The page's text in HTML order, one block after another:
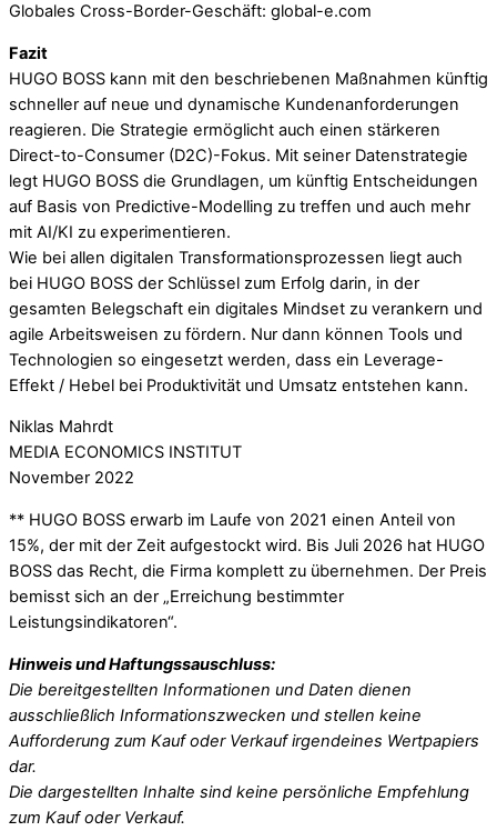
Globales Cross-Border-Geschäft: global-e.com
Fazit
HUGO BOSS kann mit den beschriebenen Maßnahmen künftig
schneller auf neue und dynamische Kundenanforderungen
reagieren. Die Strategie ermöglicht auch einen stärkeren
Direct-to-Consumer (D2C)-Fokus. Mit seiner Datenstrategie
legt HUGO BOSS die Grundlagen, um künftig Entscheidungen
auf Basis von Predictive-Modelling zu treffen und auch mehr
mit AI/KI zu experimentieren.
Wie bei allen digitalen Transformationsprozessen liegt auch
bei HUGO BOSS der Schlüssel zum Erfolg darin, in der
gesamten Belegschaft ein digitales Mindset zu verankern und
agile Arbeitsweisen zu fördern. Nur dann können Tools und
Technologien so eingesetzt werden, dass ein Leverage-
Effekt / Hebel bei Produktivität und Umsatz entstehen kann.
Niklas Mahrdt
MEDIA ECONOMICS INSTITUT
November 2022
** HUGO BOSS erwarb im Laufe von 2021 einen Anteil von
15%, der mit der Zeit aufgestockt wird. Bis Juli 2026 hat HUGO
BOSS das Recht, die Firma komplett zu übernehmen. Der Preis
bemisst sich an der „Erreichung bestimmter
Leistungsindikatoren“.
Hinweis und Haftungssauschluss:
Die bereitgestellten Informationen und Daten dienen
ausschließlich Informationszwecken und stellen keine
Aufforderung zum Kauf oder Verkauf irgendeines Wertpapiers
dar.
Die dargestellten Inhalte sind keine persönliche Empfehlung
zum Kauf oder Verkauf.